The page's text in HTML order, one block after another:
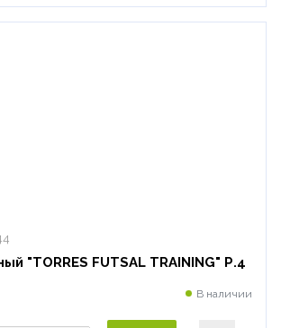
"TORRES FUTSAL TRAINING" Р.4
В наличии